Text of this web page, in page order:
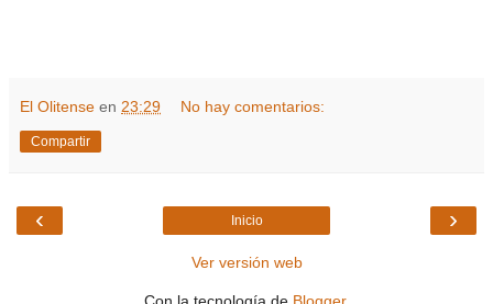
El Olitense en 23:29 No hay comentarios:
Compartir
‹ ›
Inicio
Ver versión web